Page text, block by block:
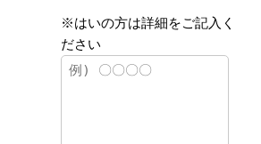
※はいの方は詳細をご記入く
ださい